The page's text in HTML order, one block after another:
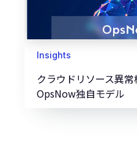
Insights
クラウドリソース異
OpsNow独自モデル